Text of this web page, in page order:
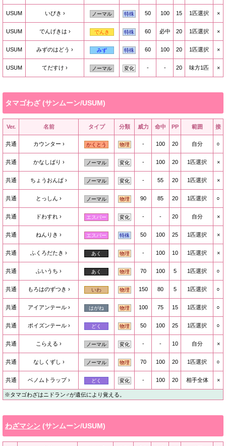
USUM いびき ノーマル 特殊 50 100 15 1匹選択 ×
USUM でんげきは でんき 特殊 60 必中 20 1匹選択 ×
USUM みずのはどう みず 特殊 60 100 20 1匹選択 ×
USUM てだすけ ノーマル 変化 - - 20 味方1匹 ×
タマゴわざ (サンムーン/USUM)
Ver. 名前 タイプ 分類 威力 命中 PP 範囲 接
共通 カウンター かくとう 物理 - 100 20 自分 ○
共通 かなしばり ノーマル 変化 - 100 20 1匹選択 ×
共通 ちょうおんぱ ノーマル 変化 - 55 20 1匹選択 ×
共通 とっしん ノーマル 物理 90 85 20 1匹選択 ○
共通 ドわすれ エスパー 変化 - - 20 自分 ×
共通 ねんりき エスパー 特殊 50 100 25 1匹選択 ×
共通 ふくろだたき あく 物理 - 100 10 1匹選択 ×
共通 ふいうち あく 物理 70 100 5 1匹選択 ○
共通 もろはのずつき いわ 物理 150 80 5 1匹選択 ○
共通 アイアンテール はがね 物理 100 75 15 1匹選択 ○
共通 ポイズンテール どく 物理 50 100 25 1匹選択 ○
共通 こらえる ノーマル 変化 - - 10 自分 ×
共通 なしくずし ノーマル 物理 70 100 20 1匹選択 ○
共通 ベノムトラップ どく 変化 - 100 20 相手全体 ×
※タマゴわざはニドラン♂が遺伝により覚える。
わざマシン (サンムーン/USUM)